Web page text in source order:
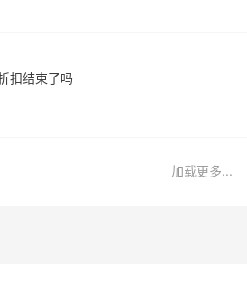
扣结束了吗
加载更多...